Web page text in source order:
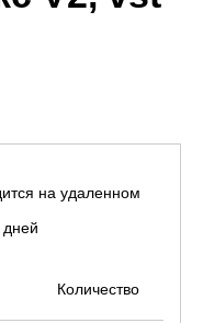
на удаленном
дней
Количество